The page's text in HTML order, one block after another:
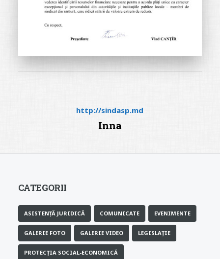
http://sindasp.md
Inna
CATEGORII
ASISTENȚĂ JURIDICĂ COMUNICATE EVENIMENTE
GALERIE FOTO GALERIE VIDEO LEGISLAȚIE
PROTECȚIA SOCIAL-ECONOMICĂ